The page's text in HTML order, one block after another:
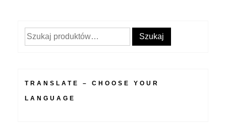
Szukaj: Szukaj
TRANSLATE – CHOOSE YOUR
LANGUAGE